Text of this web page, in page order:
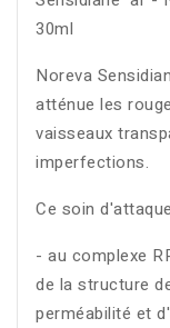
30ml
Noreva
atténue les
vaisseaux
imperfections.
Ce soin
- au complexe
de la structure
perméabilité et